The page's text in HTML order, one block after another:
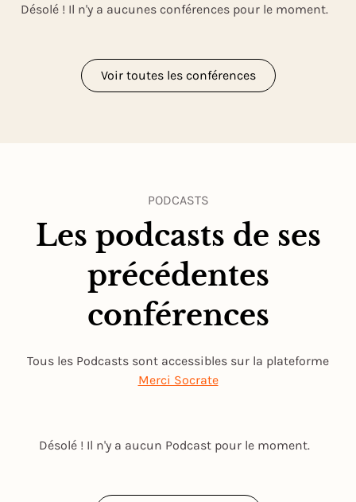
Désolé ! Il n'y a aucunes conférences pour le moment.
Voir toutes les conférences
PODCASTS
Les podcasts de ses
précédentes
conférences
Tous les Podcasts sont accessibles sur la plateforme
Merci Socrate
Désolé ! Il n'y a aucun Podcast pour le moment.